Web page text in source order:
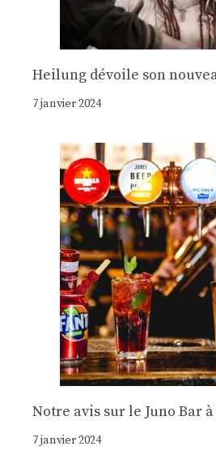
Heilung dévoile son
7 janvier 2024
Notre avis sur le Juno Bar
7 janvier 2024